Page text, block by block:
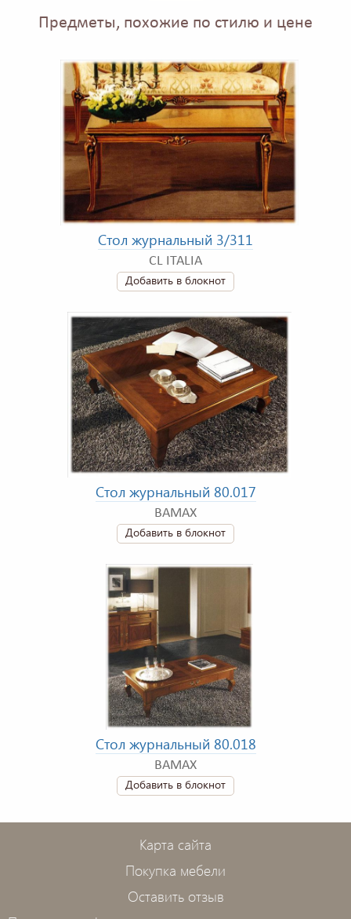
Предметы, похожие по стилю и цене
Стол журнальный 3/311
CL ITALIA
Добавить в блокнот
Стол журнальный 80.017
BAMAX
Добавить в блокнот
Стол журнальный 80.018
BAMAX
Добавить в блокнот
Карта сайта
Покупка мебели
Оставить отзыв